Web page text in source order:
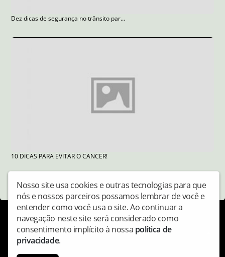
Dez dicas de segurança no trânsito para motoristas, pedestres e ciclistas
10 DICAS PARA EVITAR O CANCER!
Copyright © Radiodocaminhoneiro - Todos os direitos
reservados.
Nosso site usa cookies e outras tecnologias para que
nós e nossos parceiros possamos lembrar de você e
entender como você usa o site. Ao continuar a
navegação neste site será considerado como
consentimento implícito à nossa política de
privacidade.